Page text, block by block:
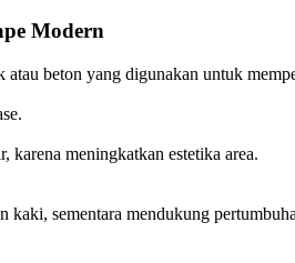
Modern
beton yang digunakan untuk
meningkatkan estetika area.
kaki, sementara mendukung